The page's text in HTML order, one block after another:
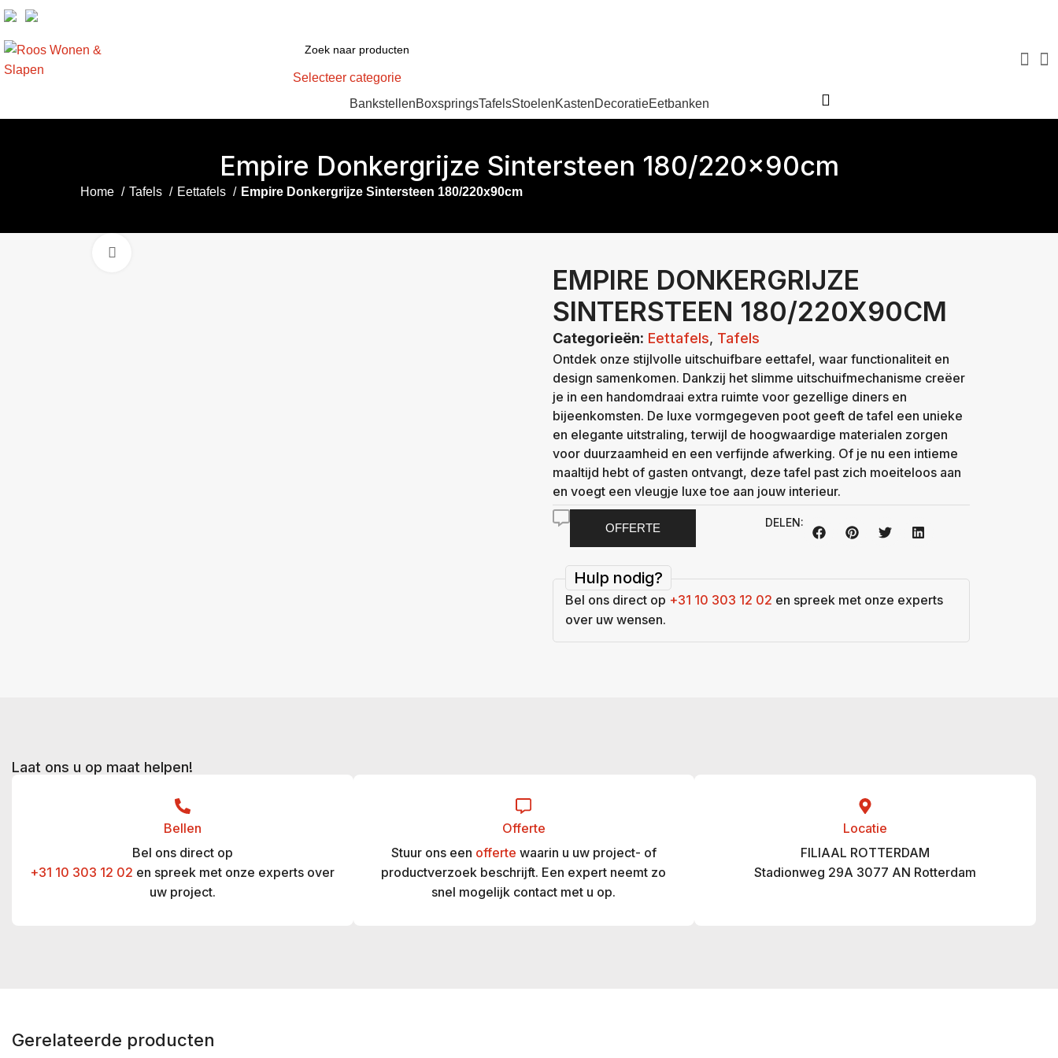
Selecteer categorie
BankstellenBoxspringsTafelsStoelenKastenDecoratieEetbanken
Empire Donkergrijze Sintersteen 180/220x90cm
Home Tafels Eettafels Empire Donkergrijze Sintersteen 180/220x90cm
EMPIRE DONKERGRIJZE
SINTERSTEEN 180/220X90CM
Categorieën: Eettafels, Tafels
Ontdek onze stijlvolle uitschuifbare eettafel, waar functionaliteit en
design samenkomen. Dankzij het slimme uitschuifmechanisme creëer
je in een handomdraai extra ruimte voor gezellige diners en
bijeenkomsten. De luxe vormgegeven poot geeft de tafel een unieke
en elegante uitstraling, terwijl de hoogwaardige materialen zorgen
voor duurzaamheid en een verfijnde afwerking. Of je nu een intieme
maaltijd hebt of gasten ontvangt, deze tafel past zich moeiteloos aan
en voegt een vleugje luxe toe aan jouw interieur.
OFFERTE DELEN:
Hulp nodig?
Bel ons direct op +31 10 303 12 02 en spreek met onze experts
over uw wensen.
Laat ons u op maat helpen!
Bellen
Bel ons direct op
+31 10 303 12 02 en spreek met onze experts over
uw project.
Offerte
Stuur ons een offerte waarin u uw project- of
productverzoek beschrijft. Een expert neemt zo
snel mogelijk contact met u op.
Locatie
FILIAAL ROTTERDAM
Stadionweg 29A 3077 AN Rotterdam
Gerelateerde producten